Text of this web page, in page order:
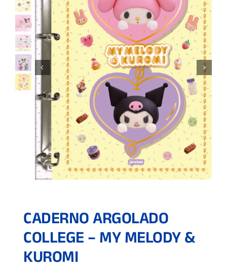
CADERNO ARGOLADO
COLLEGE – MY MELODY &
KUROMI